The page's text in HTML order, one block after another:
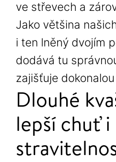
ve střevech a
Jako většina
i ten lněný dvojím
dodává tu
zajišťuje
Dlouhé
lepší chuť i